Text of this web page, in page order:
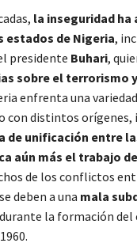
la inseguridad ha
estados de Nigeria,
presidente Buhari,
sobre el terrorismo
enfrenta una
con distintos orígenes,
de unificación entre
aún más el trabajo
de los conflictos
deben a una mala
la formación